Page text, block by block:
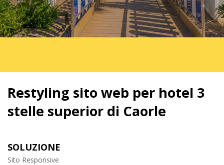
Restyling sito web per hotel 3
stelle superior di Caorle
SOLUZIONE
Sito Responsive